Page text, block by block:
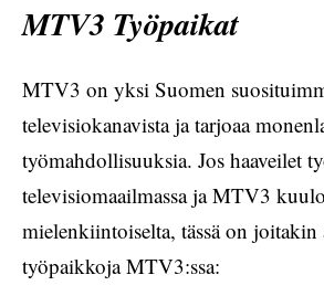
MTV3 Työpaikat
MTV3 on yksi Suomen
televisiokanavista ja tarjoaa
työmahdollisuuksia. Jos haaveilet
televisiomaailmassa ja MTV3
mielenkiintoiselta, tässä on joitakin
työpaikkoja MTV3:ssa: